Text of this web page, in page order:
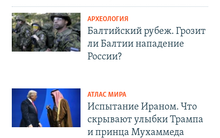
АРХЕОЛОГИЯ
Балтийский рубеж. Грозит
ли Балтии нападение
России?
АТЛАС МИРА
Испытание Ираном. Что
скрывают улыбки Трампа
и принца Мухаммеда